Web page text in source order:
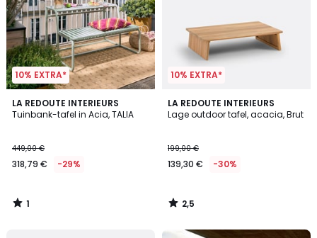
10% EXTRA*
LA REDOUTE INTERIEURS
Tuinbank-tafel in Acia, TALIA
449,00 €
318,79 € -29%
1
/
1
/
10% EXTRA*
LA REDOUTE INTERIEURS
Lage outdoor tafel, acacia, Brut
199,00 €
139,30 € -30%
2,5
/ 5
2,5
/